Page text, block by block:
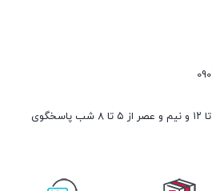
از شنبه تا پنجشنبه ، از ۹ صبح تا ۱۲ و نیم و عصر از ۵ تا ۸ شب پاسخگوی